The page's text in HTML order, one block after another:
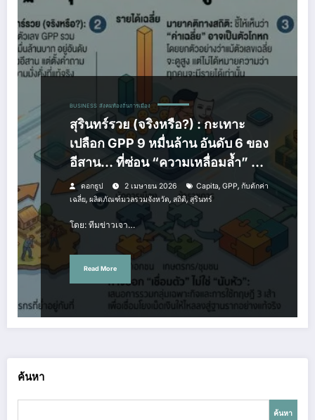
BUSINESS สังคมท้องถิ่นการเมือง
สุรินทร์รวย (จริงหรือ?) : กะเทาะ
เปลือก GPP 9 หมื่นล้าน อันดับ 6 ของ
อีสาน… ที่ซ่อน “ความเหลื่อมล้ำ” ไว้
ใต้พรม
ดอกธูป 2 เมษายน 2026 Capita, GPP, กับดักค่า
เฉลี่ย, ผลิตภัณฑ์มวลรวมจังหวัด, สถิติ,สุรินทร์
โดย: ทีมข่าวเจา…
Read More
ค้นหา
ค้นหา